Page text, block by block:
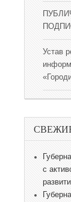
Устав
с